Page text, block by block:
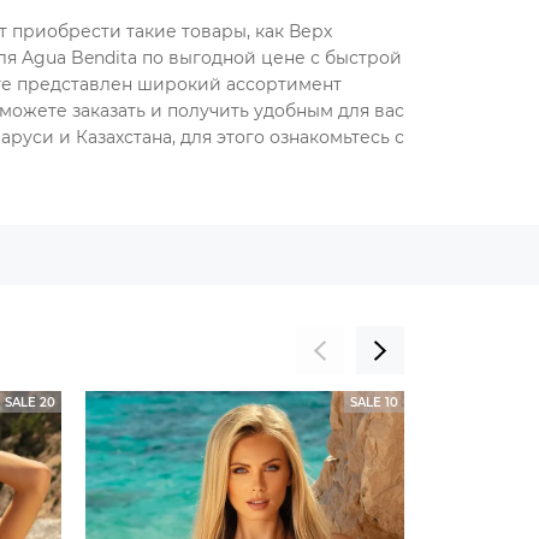
приобрести такие товары, как Верх
Agua Bendita по выгодной цене с быстрой
представлен широкий ассортимент
заказать и получить удобным для вас
и Казахстана, для этого ознакомьтесь с
SALE 20 SALE 10